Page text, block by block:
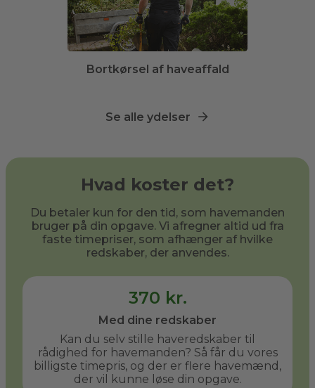
Bortkørsel af haveaffald
Se alle ydelser
Hvad koster det?
Du betaler kun for den tid, som havemanden
bruger på din opgave. Vi afregner altid ud fra
faste timepriser, som afhænger af hvilke
redskaber, der anvendes.
370 kr.
Med dine redskaber
Kan du selv stille haveredskaber til
rådighed for havemanden? Så får du vores
billigste timepris, og der er flere havemænd,
der vil kunne løse din opgave.